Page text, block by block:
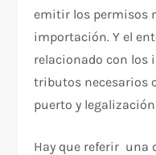
emitir los permisos
importación. Y el
relacionado con los
tributos necesarios
puerto y
Hay que referir una